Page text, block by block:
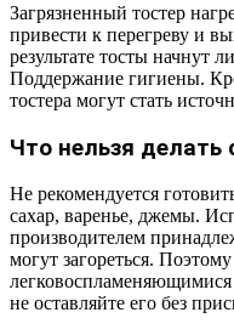
Загрязненный тостер
привести к перегреву и
результате тосты начнут
Поддержание гигиены.
тостера могут стать
Что нельзя делать
Не рекомендуется
сахар, варенье, джемы.
производителем
могут загореться.
не оставляйте его без